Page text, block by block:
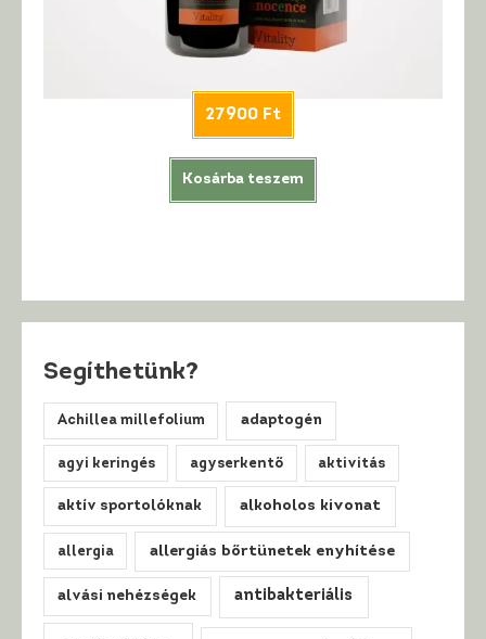
27900 Ft
Kosárba teszem
Segíthetünk?
Achillea millefolium adaptogén
agyi keringés agyserkentő aktivitás
aktív sportolóknak alkoholos kivonat
allergia allergiás bőrtünetek enyhítése
alvási nehézségek antibakteriális